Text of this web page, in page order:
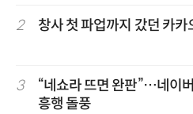
2 창사 첫 파업까지 갔던 카
3
“네쇼라 뜨면 완판”…네이
흥행 돌풍